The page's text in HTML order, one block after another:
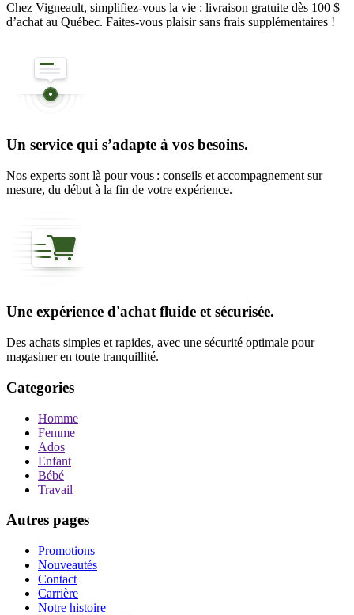
Chez Vigneault, simplifiez-vous la vie : livraison gratuite dès 100 $
d’achat au Québec. Faites-vous plaisir sans frais supplémentaires !
Un service qui s’adapte à vos besoins.
Nos experts sont là pour vous : conseils et accompagnement sur
mesure, du début à la fin de votre expérience.
Une expérience d'achat fluide et sécurisée.
Des achats simples et rapides, avec une sécurité optimale pour
magasiner en toute tranquillité.
Categories
Homme
Femme
Ados
Enfant
Bébé
Travail
Autres pages
Promotions
Nouveautés
Contact
Carrière
Notre histoire